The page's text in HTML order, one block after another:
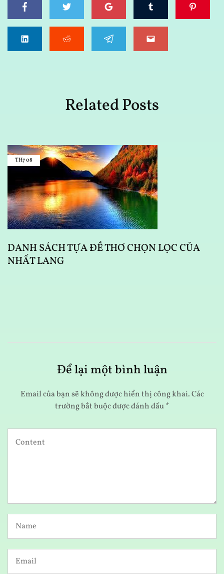
Related Posts
TH708
DANH SÁCH TỰA ĐỀ THƠ CHỌN LỌC CỦA
NHẤT LANG
Để lại một bình luận
Email của bạn sẽ không được hiển thị công khai.Các
trường bắt buộc được đánh dấu*